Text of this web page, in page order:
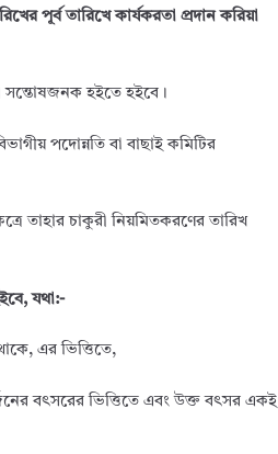
পূর্ব তারিখে কার্যকরতা প্রদান করিয়া
সন্তোষজনক হইতে হইবে।
পদোন্নতি বা বাছাই কমিটির
তাহার চাকুরী নিয়মিতকরণের তারিখ
যথা:-
এর ভিত্তিতে,
বৎসরের ভিত্তিতে এবং উক্ত বৎসর একই